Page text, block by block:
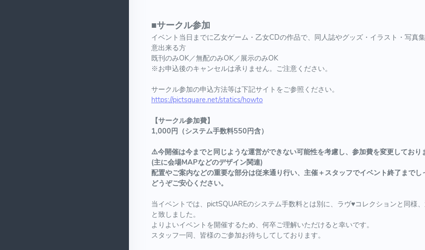
■サークル参加
イベント当日までに乙女ゲーム・乙女CDの作品で、同人誌やグッズ・イラスト・写真
意出来る方
既刊のみOK／無配のみOK／展示のみOK
※お申込後のキャンセルは承りません。ご注意ください。
サークル参加の申込方法等は下記サイトをご参照ください。
https://pictsquare.net/statics/howto
【サークル参加費】
1,000円（システム手数料550円含）
⚠️今開催は今までと同じような運営ができない可能性を考慮し、参加費を変更しており
(主に会場MAPなどのデザイン関連)
配置やご案内などの重要な部分は従来通り行い、主催＋スタッフでイベント終了までし
どうぞご安心ください。
当イベントでは、pictSQUAREのシステム手数料とは別に、ラヴ♥コレクションと同様
と致しました。
よりよいイベントを開催するため、何卒ご理解いただけると幸いです。
スタッフ一同、皆様のご参加お待ちしてしております。